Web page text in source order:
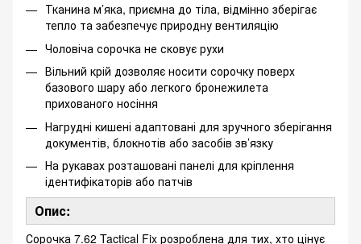
Тканина м’яка, приємна до тіла, відмінно зберігає
тепло та забезпечує природну вентиляцію
Чоловіча сорочка не сковує рухи
Вільний крій дозволяє носити сорочку поверх
базового шару або легкого бронежилета
прихованого носіння
Нагрудні кишені адаптовані для зручного зберігання
документів, блокнотів або засобів зв’язку
На рукавах розташовані панелі для кріплення
ідентифікаторів або патчів
Опис:
Сорочка 7.62 Tactical Fix розроблена для тих, хто цінує